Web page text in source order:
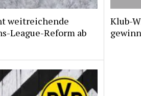
weitreichende
League-Reform ab
Klub-